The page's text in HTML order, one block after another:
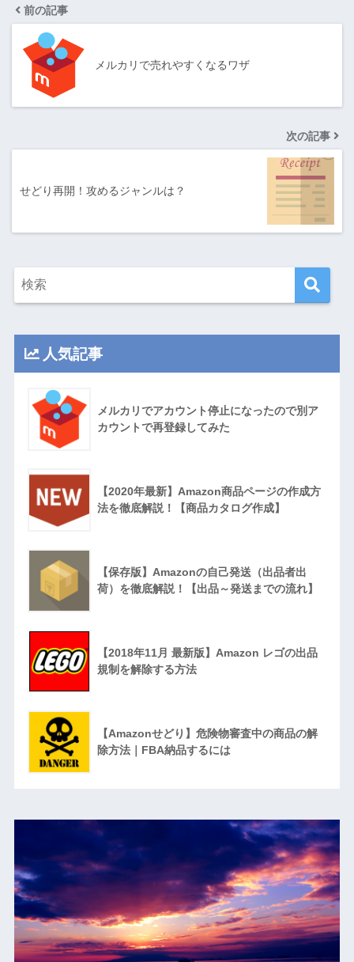
前の記事
メルカリで売れやすくなるワザ
次の記事
せどり再開！攻めるジャンルは？
人気記事
メルカリでアカウント停止になったので別ア
カウントで再登録してみた
【2020年最新】Amazon商品ページの作成方
法を徹底解説！【商品カタログ作成】
【保存版】Amazonの自己発送（出品者出
荷）を徹底解説！【出品～発送までの流れ】
【2018年11月 最新版】Amazon レゴの出品
規制を解除する方法
【Amazonせどり】危険物審査中の商品の解
除方法｜FBA納品するには